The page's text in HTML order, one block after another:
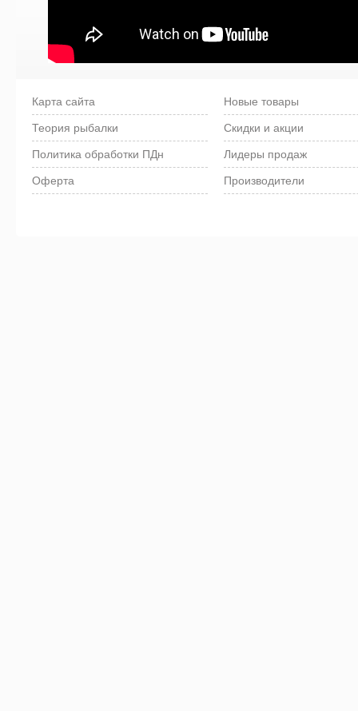
Карта сайта
Теория рыбалки
Политика обработки ПДн
Оферта
Новые товары
Скидки и акции
Лидеры продаж
Производители